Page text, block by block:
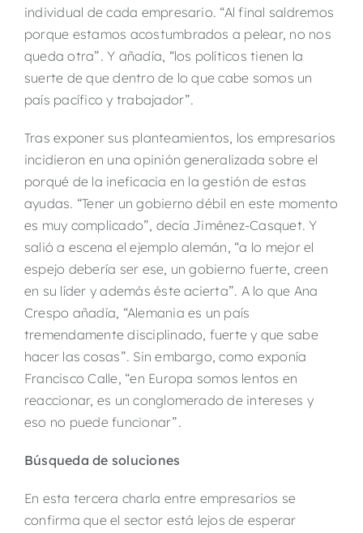
individual de cada empresario. “Al final saldremos
porque estamos acostumbrados a pelear, no nos
queda otra”. Y añadía, “los políticos tienen la
suerte de que dentro de lo que cabe somos un
país pacífico y trabajador”.
Tras exponer sus planteamientos, los empresarios
incidieron en una opinión generalizada sobre el
porqué de la ineficacia en la gestión de estas
ayudas. “Tener un gobierno débil en este momento
es muy complicado”, decía Jiménez-Casquet. Y
salió a escena el ejemplo alemán, “a lo mejor el
espejo debería ser ese, un gobierno fuerte, creen
en su líder y además éste acierta”. A lo que Ana
Crespo añadía, “Alemania es un país
tremendamente disciplinado, fuerte y que sabe
hacer las cosas”. Sin embargo, como exponía
Francisco Calle, “en Europa somos lentos en
reaccionar, es un conglomerado de intereses y
eso no puede funcionar”.
Búsqueda de soluciones
En esta tercera charla entre empresarios se
confirma que el sector está lejos de esperar